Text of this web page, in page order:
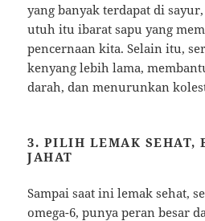
yang banyak terdapat di
utuh itu ibarat sapu yang
pencernaan kita. Selain itu,
kenyang lebih lama,
darah, dan menurunkan
3. PILIH LEMAK SEHAT,
JAHAT
Sampai saat ini lemak sehat,
omega-6, punya peran besar